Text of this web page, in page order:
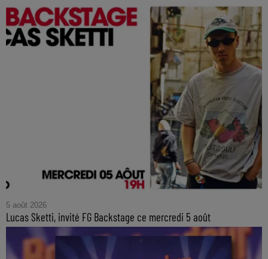
5 août 2026
Lucas Sketti, invité FG Backstage ce mercredi 5 août